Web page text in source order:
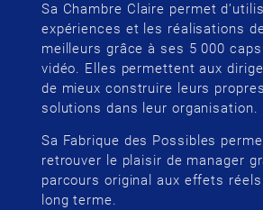
Sa Chambre Claire permet
expériences et les réalisations
meilleurs grâce à ses 5 000
vidéo. Elles permettent aux
de mieux construire leurs propres
solutions dans leur organisation.
Sa Fabrique des Possibles
retrouver le plaisir de manager
parcours original aux effets
long terme.